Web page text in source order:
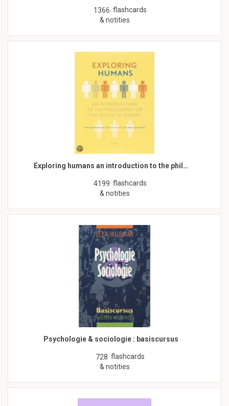
1366 flashcards
& notities
Exploring humans an introduction to the phil…
4199 flashcards
& notities
Psychologie & sociologie : basiscursus
728 flashcards
& notities